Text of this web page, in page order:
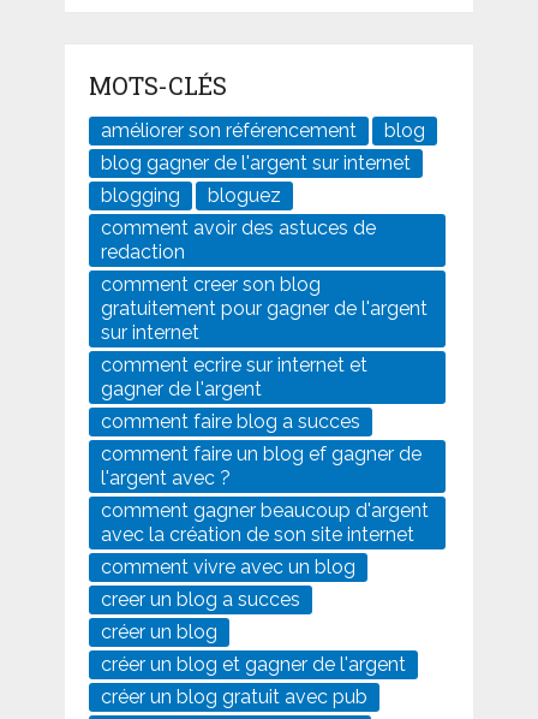
MOTS-CLÉS
améliorer son référencement
blog
blog gagner de l'argent sur internet
blogging
bloguez
comment avoir des astuces de
redaction
comment creer son blog
gratuitement pour gagner de l'argent
sur internet
comment ecrire sur internet et
gagner de l'argent
comment faire blog a succes
comment faire un blog ef gagner de
l'argent avec ?
comment gagner beaucoup d'argent
avec la création de son site internet
comment vivre avec un blog
creer un blog a succes
créer un blog
créer un blog et gagner de l'argent
créer un blog gratuit avec pub